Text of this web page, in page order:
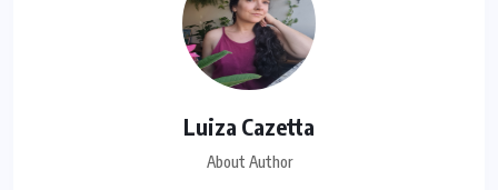
Luiza Cazetta
About Author